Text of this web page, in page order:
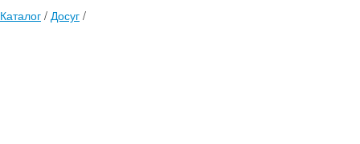
Каталог / Досуг /